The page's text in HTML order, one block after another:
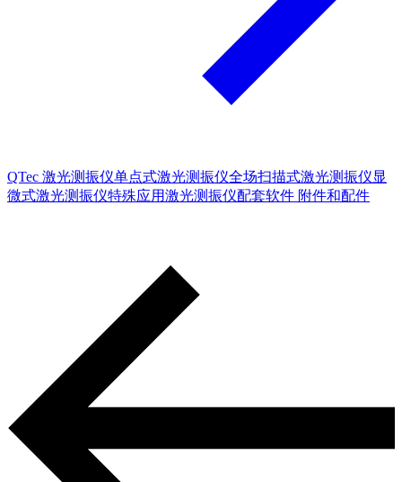
QTec 激光测振仪单点式激光测振仪全场扫描式激光测振仪显
微式激光测振仪特殊应用激光测振仪配套软件 附件和配件